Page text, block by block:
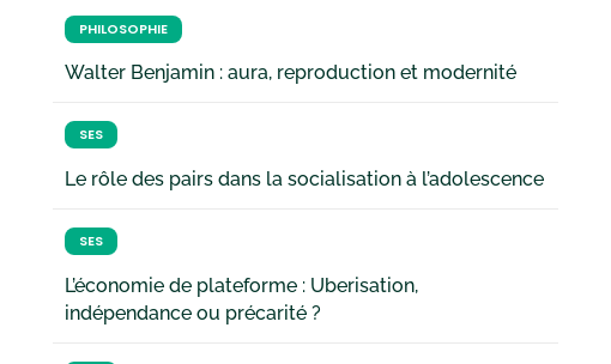
PHILOSOPHIE
Walter Benjamin : aura, reproduction et modernité
SES
Le rôle des pairs dans la socialisation à l’adolescence
SES
L’économie de plateforme : Uberisation,
indépendance ou précarité ?